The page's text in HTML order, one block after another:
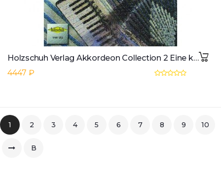
Holzschuh Verlag Akkordeon Collection 2 Eine kunterbunte Sammlung
4447 ₽
1 2 3 4 5 6 7 8 9 10
В